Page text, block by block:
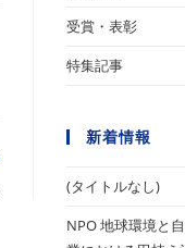
受賞・表彰
特集記事
新着情報
(タイトルなし)
NPO 地球環境と